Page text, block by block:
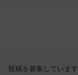
投稿を募集しています